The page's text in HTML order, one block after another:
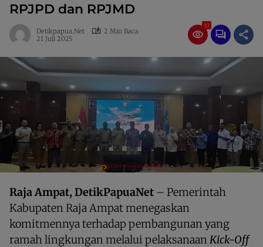
RPJPD dan RPJMD
Detikpapua.net
2 Min Baca
21 Juli 2025
37
Raja Ampat, DetikPapuaNet – Pemerintah
Kabupaten Raja Ampat menegaskan
komitmennya terhadap pembangunan yang
ramah lingkungan melalui pelaksanaanKick-Off